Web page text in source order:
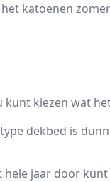
katoenen
kiezen wat
dekbed is
jaar door